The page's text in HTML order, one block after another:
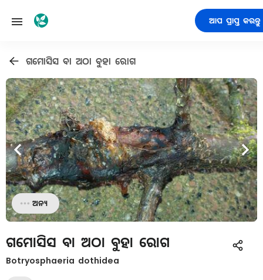
ଆପ ପ୍ରାପ୍ତ କରନ୍ତୁ
ଗମୋସିସ ବା ଅଠା ବୁହା ରୋଗ
ଅନ୍ୟ
ଗମୋସିସ ବା ଅଠା ବୁହା ରୋଗ
Botryosphaeria dothidea